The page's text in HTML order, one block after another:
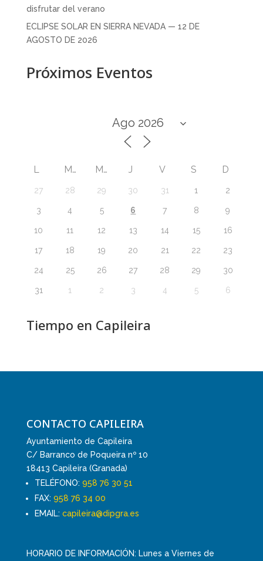
disfrutar del verano
ECLIPSE SOLAR EN SIERRA NEVADA — 12 DE
AGOSTO DE 2026
Próximos Eventos
L M M J V S D
27 28 29 30 31 1 2
3 4 5 6 7 8 9
10 11 12 13 14 15 16
17 18 19 20 21 22 23
24 25 26 27 28 29 30
31 1 2 3 4 5 6
Tiempo en Capileira
CONTACTO CAPILEIRA
Ayuntamiento de Capileira
C/ Barranco de Poqueira nº 10
18413 Capileira (Granada)
TELÉFONO: 958 76 30 51
FAX: 958 76 34 00
EMAIL: capileira@dipgra.es
HORARIO DE INFORMACIÓN: Lunes a Viernes de